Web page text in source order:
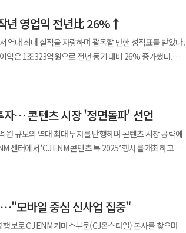
을 정도다. 이에 사모펀드 간 컨소시엄을 결성해 공동
랫폼 동시 방영 및 해외 패키지 판매 확대로 매출 성장을
> 등 총 14편의 프리미엄 시리즈를 글로벌 시장에
며 izna, ME:I, IS:SUE 등 차세대 아티스트들의 성공적인
강화됐다. ◆ 글로벌 콘텐츠 확장 및
업 가속화 △디지털 플랫폼 강화 △커머스 부문 모바일
애 4> 등 다양한 장르의 신규 콘텐츠 투자도 확대한다.
을 구체화한다. 콘텐츠 사업은 글로벌 스튜디오 협업 강화
가 지역으로 유통 판로를 확대한다. 티빙은 현지
억원을 자체 보유
재무적 투자자(FI)와 인수 금융을 통해 조달한다. 일차
고, 식음료 사업(F&B)에 관심이 많은 김 부사장이 승계
단체급식 사업의 역량을 높이기 위한 관련 기술도 계열사
있는 로봇전문기업 한화로보틱스가 주목받고 있다.
푸드서비스 산업에 로봇·자동화 솔루션을 적용하기 위한
브가이즈’를 국내 론칭하고 ‘스텔라피자’를 인수하는 등
식품시장을 주도해 나갈 것”이라고 말했다. 하지만
판까지 쉽지 않을 것이란 관측이 지배적이다. 아워홈
년 영업익 전년比 26%↑
역대 최대 실적을 자랑하며 괄목할 만한 성적표를 받았다.
익은 1조323억원으로 전년 동기 대비 26% 증가했다.
견조한 성장과 온라인 채널 매출 확대가 사업의 부진을
하며
글로벌 전략 제품인 김치(+38%), 냉동밥(+22%), 만두
의 대표 피자 브랜드 ‘레드바론(Red Baron)’ 또한 1등
사업은 매출 4조2095억원
자… 콘텐츠 시장 '정면돌파' 선언
규모의 역대 최대 투자를 단행하며 콘텐츠 시장 공략에
사는 이날 행사에서
이라고 강조했다. CJ ENM은 콘텐츠 투자를
윤 대표는 “더 많은 콘텐츠 제작,
모바일 중심 신사업 집중"
보로 CJ ENM 커머스부문(CJ온스타일) 본사를 찾으며